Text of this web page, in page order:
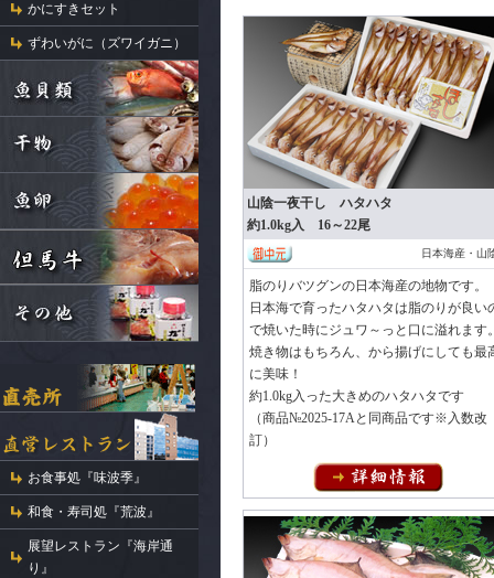
かにすきセット
ずわいがに（ズワイガニ）
お食事処『味波季』
和食・寿司処『荒波』
展望レストラン『海岸通
り』
山陰一夜干し ハタハタ
約1.0kg入 16～22尾
日本海産・山
脂のりバツグンの日本海産の地物です。
日本海で育ったハタハタは脂のりが良い
で焼いた時にジュワ～っと口に溢れます
焼き物はもちろん、から揚げにしても最
に美味！
約1.0kg入った大きめのハタハタです
（商品№2025-17Aと同商品です※入数改
訂）